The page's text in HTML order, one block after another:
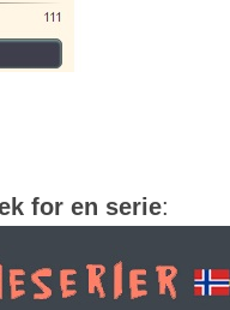
for en serie: